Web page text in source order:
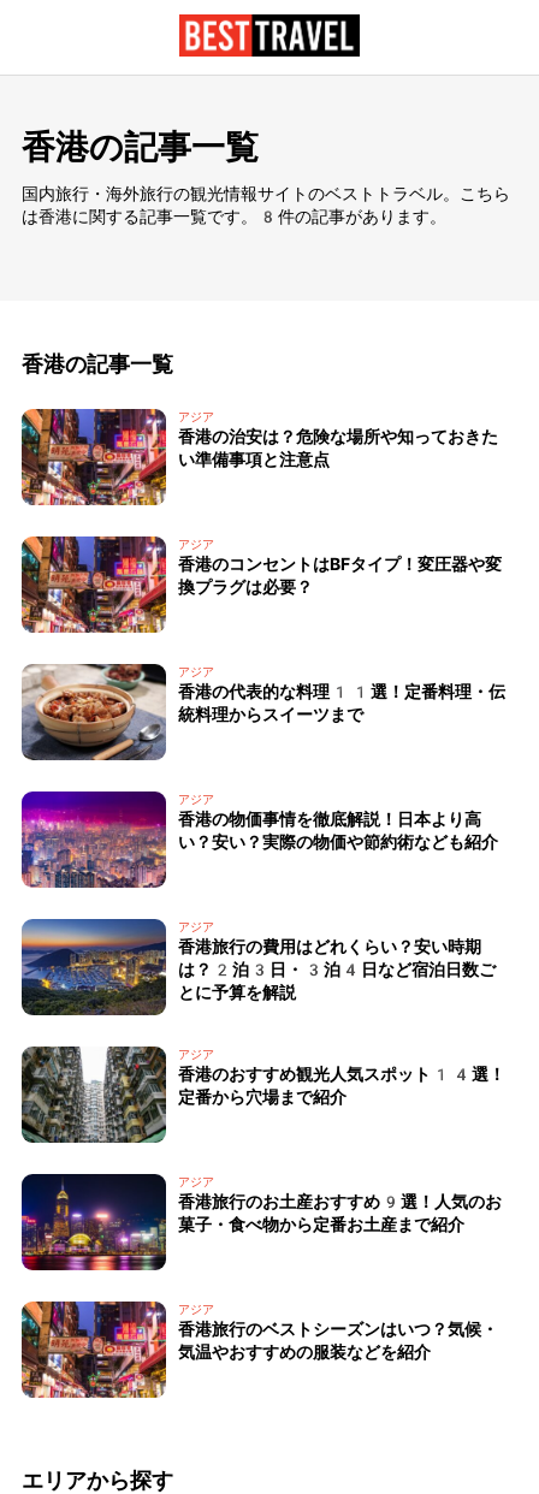
香港の記事一覧
国内旅行・海外旅行の観光情報サイトのベストトラベル。こちら
は香港に関する記事一覧です。8件の記事があります。
香港の記事一覧
アジア
香港の治安は？危険な場所や知っておきた
い準備事項と注意点
アジア
香港のコンセントはBFタイプ！変圧器や変
換プラグは必要？
アジア
香港の代表的な料理11選！定番料理・伝
統料理からスイーツまで
アジア
香港の物価事情を徹底解説！日本より高
い？安い？実際の物価や節約術なども紹介
アジア
香港旅行の費用はどれくらい？安い時期
は？2泊3日・3泊4日など宿泊日数ご
とに予算を解説
アジア
香港のおすすめ観光人気スポット14選！
定番から穴場まで紹介
アジア
香港旅行のお土産おすすめ9選！人気のお
菓子・食べ物から定番お土産まで紹介
アジア
香港旅行のベストシーズンはいつ？気候・
気温やおすすめの服装などを紹介
エリアから探す